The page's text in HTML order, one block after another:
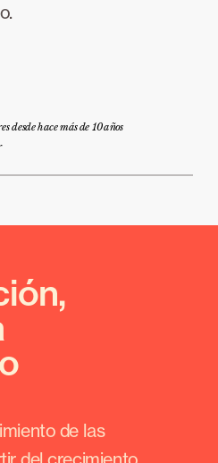
desde hace más de 10 años
de las
del crecimiento